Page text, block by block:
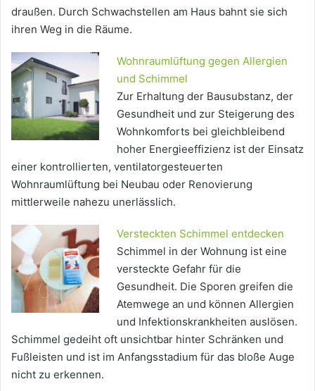
draußen. Durch Schwachstellen am Haus bahnt sie sich
ihren Weg in die Räume.
Wohnraumlüftung gegen Allergien
und Schimmel
Zur Erhaltung der Bausubstanz, der
Gesundheit und zur Steigerung des
Wohnkomforts bei gleichbleibend
hoher Energieeffizienz ist der Einsatz
einer kontrollierten, ventilatorgesteuerten
Wohnraumlüftung bei Neubau oder Renovierung
mittlerweile nahezu unerlässlich.
Versteckten Schimmel entdecken
Schimmel in der Wohnung ist eine
versteckte Gefahr für die
Gesundheit. Die Sporen greifen die
Atemwege an und können Allergien
und Infektionskrankheiten auslösen.
Schimmel gedeiht oft unsichtbar hinter Schränken und
Fußleisten und ist im Anfangsstadium für das bloße Auge
nicht zu erkennen.